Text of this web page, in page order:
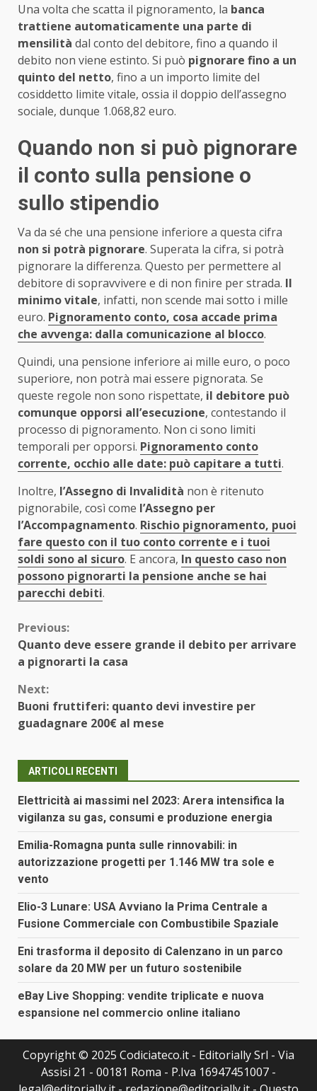
Una volta che scatta il pignoramento, la banca
trattiene automaticamente una parte di
mensilità dal conto del debitore, fino a quando il
debito non viene estinto. Si può pignorare fino a un
quinto del netto, fino a un importo limite del
cosiddetto limite vitale, ossia il doppio dell’assegno
sociale, dunque 1.068,82 euro.
Quando non si può pignorare
il conto sulla pensione o
sullo stipendio
Va da sé che una pensione inferiore a questa cifra
non si potrà pignorare. Superata la cifra, si potrà
pignorare la differenza. Questo per permettere al
debitore di sopravvivere e di non finire per strada. Il
minimo vitale, infatti, non scende mai sotto i mille
euro. Pignoramento conto, cosa accade prima
che avvenga: dalla comunicazione al blocco.
Quindi, una pensione inferiore ai mille euro, o poco
superiore, non potrà mai essere pignorata. Se
queste regole non sono rispettate, il debitore può
comunque opporsi all’esecuzione, contestando il
processo di pignoramento. Non ci sono limiti
temporali per opporsi. Pignoramento conto
corrente, occhio alle date: può capitare a tutti.
Inoltre, l’Assegno di Invalidità non è ritenuto
pignorabile, così come l’Assegno per
l’Accompagnamento. Rischio pignoramento, puoi
fare questo con il tuo conto corrente e i tuoi
soldi sono al sicuro. E ancora, In questo caso non
possono pignorarti la pensione anche se hai
parecchi debiti.
Continue
Reading
Previous:
Quanto deve essere grande il debito per arrivare
a pignorarti la casa
Next:
Buoni fruttiferi: quanto devi investire per
guadagnare 200€ al mese
ARTICOLI RECENTI
Elettricità ai massimi nel 2023: Arera intensifica la
vigilanza su gas, consumi e produzione energia
Emilia-Romagna punta sulle rinnovabili: in
autorizzazione progetti per 1.146 MW tra sole e
vento
Elio-3 Lunare: USA Avviano la Prima Centrale a
Fusione Commerciale con Combustibile Spaziale
Eni trasforma il deposito di Calenzano in un parco
solare da 20 MW per un futuro sostenibile
eBay Live Shopping: vendite triplicate e nuova
espansione nel commercio online italiano
Copyright © 2025 Codiciateco.it - Editorially Srl - Via
Assisi 21 - 00181 Roma - P.Iva 16947451007 -